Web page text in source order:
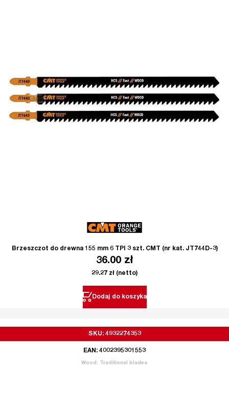
Brzeszczot do drewna 155 mm 6 TPI 3 szt. CMT (nr kat. JT744D-3)
36.00 zł
29.27 zł (netto)
Dodaj do koszyka
SKU: 4932274353
EAN: 4002395301553
Wood: Traditional blades